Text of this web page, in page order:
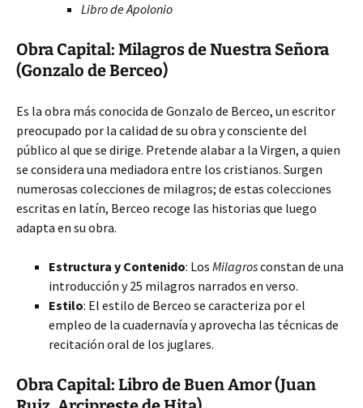
Libro de Apolonio
Obra Capital: Milagros de Nuestra Señora
(Gonzalo de Berceo)
Es la obra más conocida de Gonzalo de Berceo, un escritor
preocupado por la calidad de su obra y consciente del
público al que se dirige. Pretende alabar a la Virgen, a quien
se considera una mediadora entre los cristianos. Surgen
numerosas colecciones de milagros; de estas colecciones
escritas en latín, Berceo recoge las historias que luego
adapta en su obra.
Estructura y Contenido: Los Milagrosconstan de una
introducción y 25 milagros narrados en verso.
Estilo: El estilo de Berceo se caracteriza por el
empleo de la cuadernavía y aprovecha las técnicas de
recitación oral de los juglares.
Obra Capital: Libro de Buen Amor (Juan